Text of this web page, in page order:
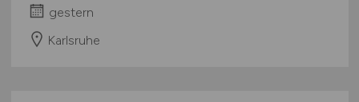
gestern
Karlsruhe